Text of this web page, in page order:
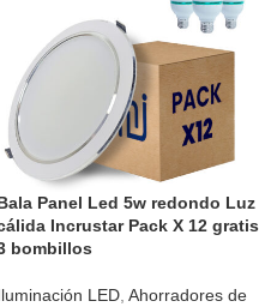
Panel Led 5w redondo Luz
Incrustar Pack X 12 gratis
bombillos
LED, Ahorradores de